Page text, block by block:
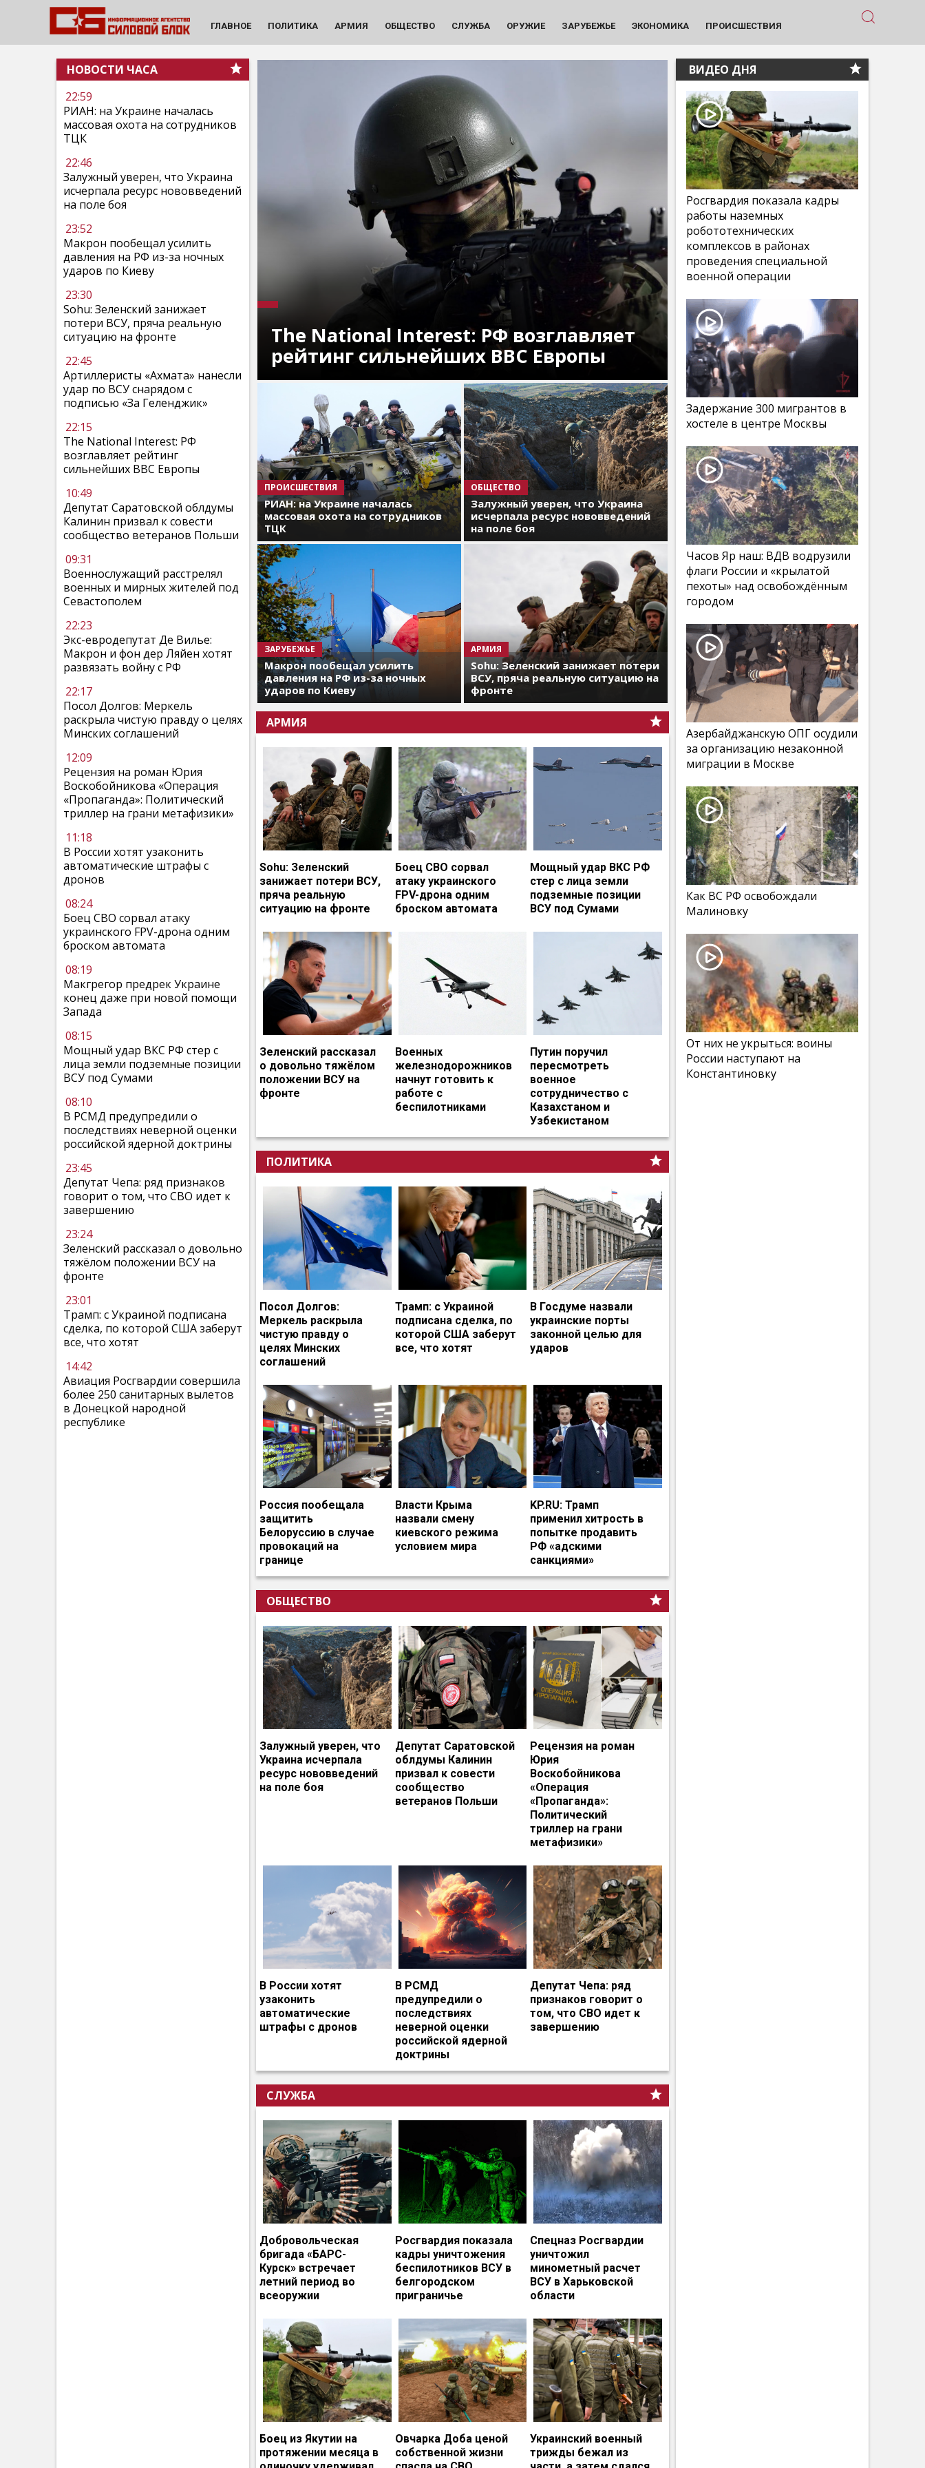
ГЛАВНОЕ ПОЛИТИКА АРМИЯ ОБЩЕСТВО СЛУЖБА ОРУЖИЕ ЗАРУБЕЖЬЕ ЭКОНОМИКА ПРОИСШЕСТВИЯ
НОВОСТИ ЧАСА
22:59
РИАН: на Украине началась
массовая охота на сотрудников
ТЦК
22:46
Залужный уверен, что Украина
исчерпала ресурс нововведений
на поле боя
23:52
Макрон пообещал усилить
давления на РФ из-за ночных
ударов по Киеву
23:30
Sohu: Зеленский занижает
потери ВСУ, пряча реальную
ситуацию на фронте
22:45
Артиллеристы «Ахмата» нанесли
удар по ВСУ снарядом с
подписью «За Геленджик»
22:15
The National Interest: РФ
возглавляет рейтинг
сильнейших ВВС Европы
10:49
Депутат Саратовской облдумы
Калинин призвал к совести
сообщество ветеранов Польши
09:31
Военнослужащий расстрелял
военных и мирных жителей под
Севастополем
22:23
Экс-евродепутат Де Вилье:
Макрон и фон дер Ляйен хотят
развязать войну с РФ
22:17
Посол Долгов: Меркель
раскрыла чистую правду о целях
Минских соглашений
12:09
Рецензия на роман Юрия
Воскобойникова «Операция
«Пропаганда»: Политический
триллер на грани метафизики»
11:18
В России хотят узаконить
автоматические штрафы с
дронов
08:24
Боец СВО сорвал атаку
украинского FPV-дрона одним
броском автомата
08:19
Макгрегор предрек Украине
конец даже при новой помощи
Запада
08:15
Мощный удар ВКС РФ стер с
лица земли подземные позиции
ВСУ под Сумами
08:10
В РСМД предупредили о
последствиях неверной оценки
российской ядерной доктрины
23:45
Депутат Чепа: ряд признаков
говорит о том, что СВО идет к
завершению
23:24
Зеленский рассказал о довольно
тяжёлом положении ВСУ на
фронте
23:01
Трамп: с Украиной подписана
сделка, по которой США заберут
все, что хотят
14:42
Авиация Росгвардии совершила
более 250 санитарных вылетов
в Донецкой народной
республике
The National Interest: РФ возглавляет
рейтинг сильнейших ВВС Европы
ПРОИСШЕСТВИЯ
РИАН: на Украине началась
массовая охота на сотрудников
ТЦК
ОБЩЕСТВО
Залужный уверен, что Украина
исчерпала ресурс нововведений
на поле боя
ЗАРУБЕЖЬЕ
Макрон пообещал усилить
давления на РФ из-за ночных
ударов по Киеву
АРМИЯ
Sohu: Зеленский занижает потери
ВСУ, пряча реальную ситуацию на
фронте
АРМИЯ
Sohu: Зеленский
занижает потери ВСУ,
пряча реальную
ситуацию на фронте
Боец СВО сорвал
атаку украинского
FPV-дрона одним
броском автомата
Мощный удар ВКС РФ
стер с лица земли
подземные позиции
ВСУ под Сумами
Зеленский рассказал
о довольно тяжёлом
положении ВСУ на
фронте
Военных
железнодорожников
начнут готовить к
работе с
беспилотниками
Путин поручил
пересмотреть
военное
сотрудничество с
Казахстаном и
Узбекистаном
ПОЛИТИКА
Посол Долгов:
Меркель раскрыла
чистую правду о
целях Минских
соглашений
Трамп: с Украиной
подписана сделка, по
которой США заберут
все, что хотят
В Госдуме назвали
украинские порты
законной целью для
ударов
Россия пообещала
защитить
Белоруссию в случае
провокаций на
границе
Власти Крыма
назвали смену
киевского режима
условием мира
KP.RU: Трамп
применил хитрость в
попытке продавить
РФ «адскими
санкциями»
ОБЩЕСТВО
Залужный уверен, что
Украина исчерпала
ресурс нововведений
на поле боя
Депутат Саратовской
облдумы Калинин
призвал к совести
сообщество
ветеранов Польши
Рецензия на роман
Юрия
Воскобойникова
«Операция
«Пропаганда»:
Политический
триллер на грани
метафизики»
В России хотят
узаконить
автоматические
штрафы с дронов
В РСМД
предупредили о
последствиях
неверной оценки
российской ядерной
доктрины
Депутат Чепа: ряд
признаков говорит о
том, что СВО идет к
завершению
СЛУЖБА
Добровольческая
бригада «БАРС-
Курск» встречает
летний период во
всеоружии
Росгвардия показала
кадры уничтожения
беспилотников ВСУ в
белгородском
приграничье
Спецназ Росгвардии
уничтожил
минометный расчет
ВСУ в Харьковской
области
Боец из Якутии на
протяжении месяца в
Овчарка Доба ценой
собственной жизни
Украинский военный
трижды бежал из
ВИДЕО ДНЯ
Росгвардия показала кадры
работы наземных
робототехнических
комплексов в районах
проведения специальной
военной операции
Задержание 300 мигрантов в
хостеле в центре Москвы
Часов Яр наш: ВДВ водрузили
флаги России и «крылатой
пехоты» над освобождённым
городом
Азербайджанскую ОПГ осудили
за организацию незаконной
миграции в Москве
Как ВС РФ освобождали
Малиновку
От них не укрыться: воины
России наступают на
Константиновку